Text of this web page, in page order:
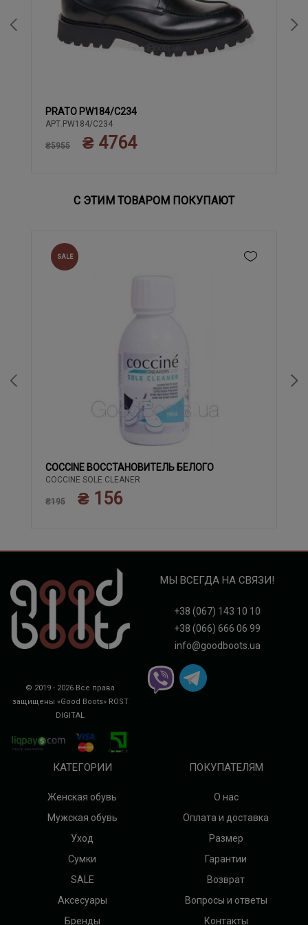
40 41 42 43
PRATO PW184/C234
АРТ.PW184/C234
₴5955 ₴ 4764
С ЭТИМ ТОВАРОМ ПОКУПАЮТ
SALE
COCCINE ВОССТАНОВИТЕЛЬ БЕЛОГО
COCCINE SOLE CLEANER
₴195 ₴ 156
© 2019 - 2026 Все права
защищены «Good Boots» ROST
DIGITAL
МЫ ВСЕГДА НА СВЯЗИ!
+38 (067) 143 10 10
+38 (066) 666 06 99
info@goodboots.ua
КАТЕГОРИИ
Женская обувь
Мужская обувь
Уход
Сумки
SALE
Аксесуары
Бренды
ПОКУПАТЕЛЯМ
О нас
Оплата и доставка
Размер
Гарантии
Возврат
Вопросы и ответы
Контакты